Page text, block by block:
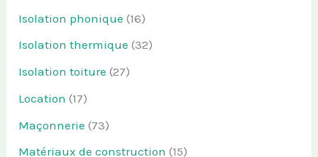
Isolation phonique (16)
Isolation thermique (32)
Isolation toiture (27)
Location (17)
Maçonnerie (73)
Matériaux de construction (15)